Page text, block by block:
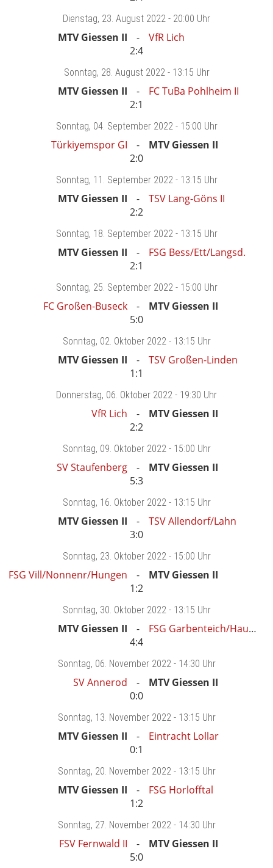
Dienstag, 23. August 2022 - 20:00 Uhr
MTV Giessen II
VfR Lich
2:4
Sonntag, 28. August 2022 - 13:15 Uhr
MTV Giessen II
FC TuBa Pohlheim II
2:1
Sonntag, 04. September 2022 - 15:00 Uhr
Türkiyemspor GI
MTV Giessen II
2:0
Sonntag, 11. September 2022 - 13:15 Uhr
MTV Giessen II
TSV Lang-Göns II
2:2
Sonntag, 18. September 2022 - 13:15 Uhr
MTV Giessen II
FSG Bess/Ett/Langsd.
2:1
Sonntag, 25. September 2022 - 15:00 Uhr
FC Großen-Buseck
MTV Giessen II
5:0
Sonntag, 02. Oktober 2022 - 13:15 Uhr
MTV Giessen II
TSV Großen-Linden
1:1
Donnerstag, 06. Oktober 2022 - 19:30 Uhr
VfR Lich
MTV Giessen II
2:2
Sonntag, 09. Oktober 2022 - 15:00 Uhr
SV Staufenberg
MTV Giessen II
5:3
Sonntag, 16. Oktober 2022 - 13:15 Uhr
MTV Giessen II
TSV Allendorf/Lahn
3:0
Sonntag, 23. Oktober 2022 - 15:00 Uhr
FSG Vill/Nonnenr/Hungen
MTV Giessen II
1:2
Sonntag, 30. Oktober 2022 - 13:15 Uhr
MTV Giessen II
FSG Garbenteich/Hausen
4:4
Sonntag, 06. November 2022 - 14:30 Uhr
SV Annerod
MTV Giessen II
0:0
Sonntag, 13. November 2022 - 13:15 Uhr
MTV Giessen II
Eintracht Lollar
0:1
Sonntag, 20. November 2022 - 13:15 Uhr
MTV Giessen II
FSG Horlofftal
1:2
Sonntag, 27. November 2022 - 14:30 Uhr
FSV Fernwald II
MTV Giessen II
5:0